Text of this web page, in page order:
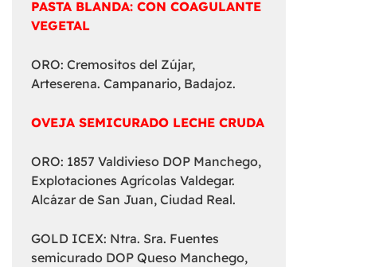
PASTA BLANDA: CON COAGULANTE
VEGETAL
ORO: Cremositos del Zújar,
Arteserena. Campanario, Badajoz.
OVEJA SEMICURADO LECHE CRUDA
ORO: 1857 Valdivieso DOP Manchego,
Explotaciones Agrícolas Valdegar.
Alcázar de San Juan, Ciudad Real.
GOLD ICEX: Ntra. Sra. Fuentes
semicurado DOP Queso Manchego,